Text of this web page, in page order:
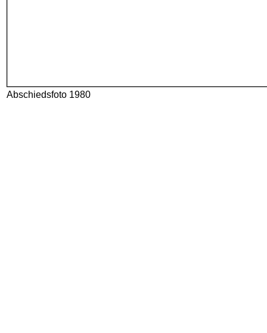
Abschiedsfoto 1980